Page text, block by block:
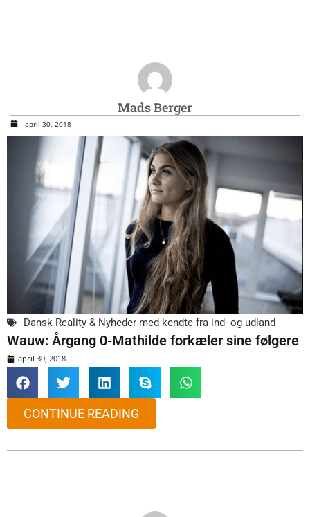
Mads Berger
april 30, 2018
Dansk Reality & Nyheder med kendte fra ind- og udland
Wauw: Årgang 0-Mathilde forkæler sine følgere
april 30, 2018
CONTINUE READING